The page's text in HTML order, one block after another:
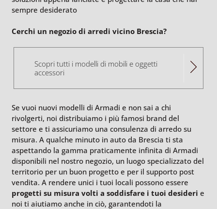
sempre desiderato
Cerchi un negozio di arredi vicino Brescia?
Scopri tutti i modelli di mobili e oggetti
accessori
Se vuoi nuovi modelli di Armadi e non sai a chi
rivolgerti, noi distribuiamo i più famosi brand del
settore e ti assicuriamo una consulenza di arredo su
misura. A qualche minuto in auto da Brescia ti sta
aspettando la gamma praticamente infinita di Armadi
disponibili nel nostro negozio, un luogo specializzato del
territorio per un buon progetto e per il supporto post
vendita. A rendere unici i tuoi locali possono essere
progetti su misura volti a soddisfare i tuoi desideri e
noi ti aiutiamo anche in ciò, garantendoti la